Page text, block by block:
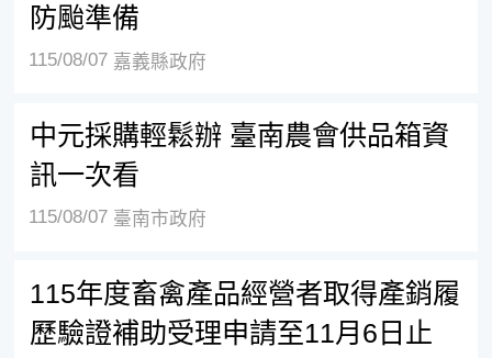
防颱準備
115/08/07 嘉義縣政府
中元採購輕鬆辦 臺南農會供品箱資
訊一次看
115/08/07 臺南市政府
115年度畜禽產品經營者取得產銷履
歷驗證補助受理申請至11月6日止